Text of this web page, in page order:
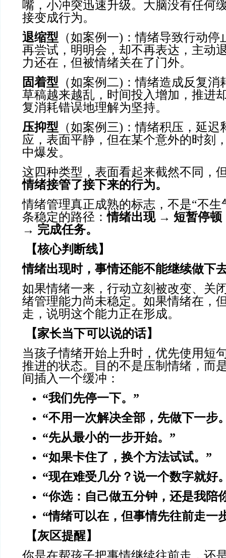
嘴，小冲突迅速升级。大脑没有任何
接变成行为。
退缩型 （如案例一)：情绪导致行动
再尝试，明明会，却不再表达，主动
力还在，但被情绪关在了门外。
固着型 （如案例二)：情绪造成反复
草稿越来越乱，时间投入增加，推进
复消耗错误地理解为坚持。
压抑型 （如案例三)：情绪积压，延
应，表面平静，但在某个意外的时刻
中爆发。
这四种类型，表面看起来截然不同，
情绪接管了接下来的行为。
情绪管理真正成熟的标志，不是“不生
条稳定的路径：情绪出现→ 短暂停顿
→ 完成任务。
【核心判断线】
情绪出现时，事情还能不能继续做下
如果情绪一来，行动立刻被改变、关
绪管理能力尚未稳定。如果情绪在，
走，说明这个能力正在形成。
【家长当下可以说的话】
当孩子情绪开始上升时，优先使用短
推进的状态。目的不是压制情绪，而
间插入一个缓冲：
“我们先停一下。”
“不用一次解决全部，先做下一步
“先从最小的一步开始。”
“如果卡住了，换个方法试试。”
“现在难受几分？说一个数字就好
“你选：自己做五分钟，还是我陪
“情绪可以在，但事情先往前走一
【灰区提醒】